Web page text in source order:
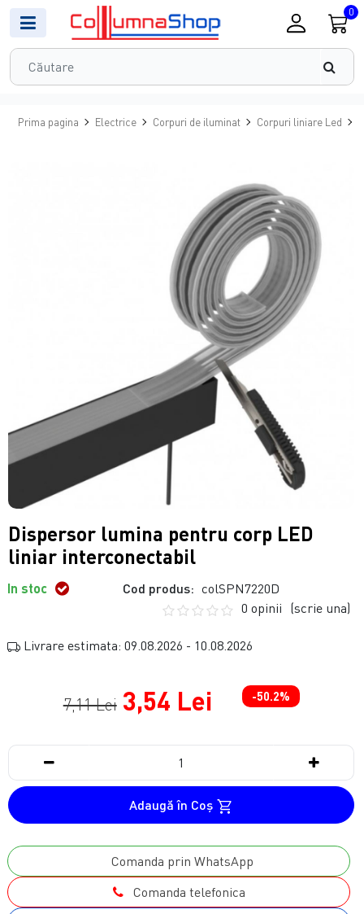
0
Prima pagina Electrice Corpuri de iluminat Corpuri liniare Led
Dispersor lumina pentru corp LED
liniar interconectabil
In stoc Cod produs: colSPN7220D
0 opinii (scrie una)
Livrare estimata: 09.08.2026 - 10.08.2026
7,11 Lei 3,54 Lei -50.2%
Adaugă în Coş
Comanda prin WhatsApp
Comanda telefonica